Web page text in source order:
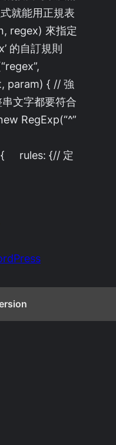
就能用正規表
regex) 來指定
的自訂規則
param) { // 強
文字都要符合
RegExp(“^”
rules: {// 定